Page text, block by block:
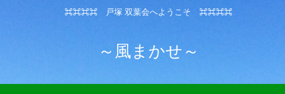
⌘⌘⌘⌘ 戸塚 双葉会へようこそ ⌘⌘⌘⌘
～風まかせ～